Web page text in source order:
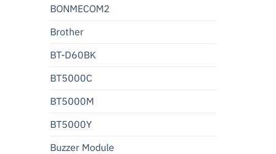
BONMECOM2
Brother
BT-D60BK
BT5000C
BT5000M
BT5000Y
Buzzer Module